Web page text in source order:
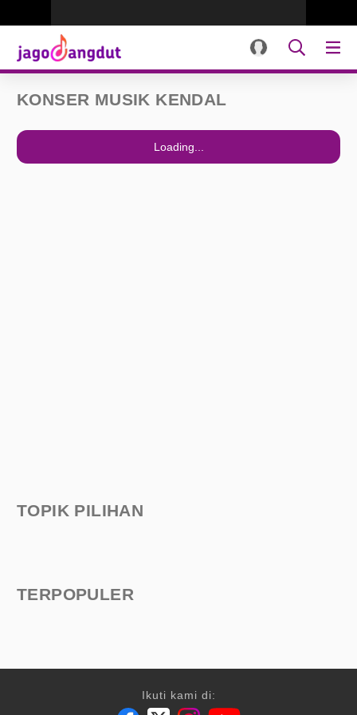
KONSER MUSIK KENDAL
Loading...
TOPIK PILIHAN
TERPOPULER
Ikuti kami di: